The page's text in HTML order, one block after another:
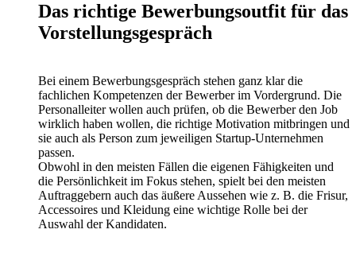
Das richtige Bewerbungsoutfit für das
Vorstellungsgespräch
Bei einem Bewerbungsgespräch stehen ganz klar die
fachlichen Kompetenzen der Bewerber im Vordergrund. Die
Personalleiter wollen auch prüfen, ob die Bewerber den Job
wirklich haben wollen, die richtige Motivation mitbringen und
sie auch als Person zum jeweiligen Startup-Unternehmen
passen.
Obwohl in den meisten Fällen die eigenen Fähigkeiten und
die Persönlichkeit im Fokus stehen, spielt bei den meisten
Auftraggebern auch das äußere Aussehen wie z. B. die Frisur,
Accessoires und Kleidung eine wichtige Rolle bei der
Auswahl der Kandidaten.